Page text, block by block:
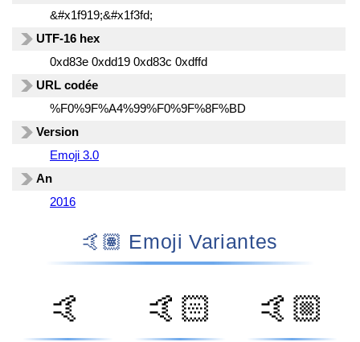
&#x1f919;&#x1f3fd;
UTF-16 hex
0xd83e 0xdd19 0xd83c 0xdffd
URL codée
%F0%9F%A4%99%F0%9F%8F%BD
Version
Emoji 3.0
An
2016
🤙🏽 Emoji Variantes
🤙 🤙🏻 🤙🏼